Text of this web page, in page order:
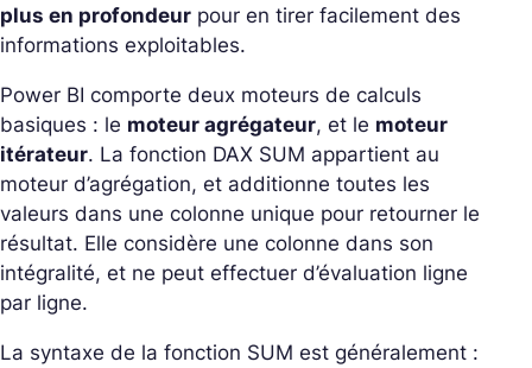
plus en profondeur pour en tirer facilement des
informations exploitables.
Power BI comporte deux moteurs de calculs
basiques : le moteur agrégateur, et le moteur
itérateur. La fonction DAX SUM appartient au
moteur d’agrégation, et additionne toutes les
valeurs dans une colonne unique pour retourner le
résultat. Elle considère une colonne dans son
intégralité, et ne peut effectuer d’évaluation ligne
par ligne.
La syntaxe de la fonction SUM est généralement :